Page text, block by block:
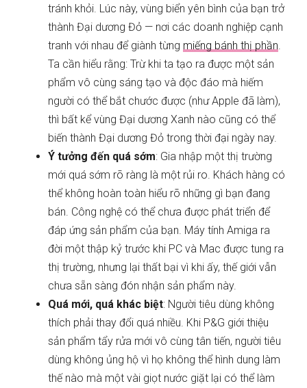
tránh khỏi. Lúc này, vùng biển yên bình của bạn trở
thành Đại dương Đỏ — nơi các doanh nghiệp cạnh
tranh với nhau để giành từng miếng bánh thị phần.
Ta cần hiểu rằng: Trừ khi ta tạo ra được một sản
phẩm vô cùng sáng tạo và độc đáo mà hiếm
người có thể bắt chước được (như Apple đã làm),
thì bất kể vùng Đại dương Xanh nào cũng có thể
biến thành Đại dương Đỏ trong thời đại ngày nay.
Ý tưởng đến quá sớm: Gia nhập một thị trường
mới quá sớm rõ ràng là một rủi ro. Khách hàng có
thể không hoàn toàn hiểu rõ những gì bạn đang
bán. Công nghệ có thể chưa được phát triển để
đáp ứng sản phẩm của bạn. Máy tính Amiga ra
đời một thập kỷ trước khi PC và Mac được tung ra
thị trường, nhưng lại thất bại vì khi ấy, thế giới vẫn
chưa sẵn sàng đón nhận sản phẩm này.
Quá mới, quá khác biệt: Người tiêu dùng không
thích phải thay đổi quá nhiều. Khi P&G giới thiệu
sản phẩm tẩy rửa mới vô cùng tân tiến, người tiêu
dùng không ủng hộ vì họ không thể hình dung làm
thế nào mà một vài giọt nước giặt lại có thể làm